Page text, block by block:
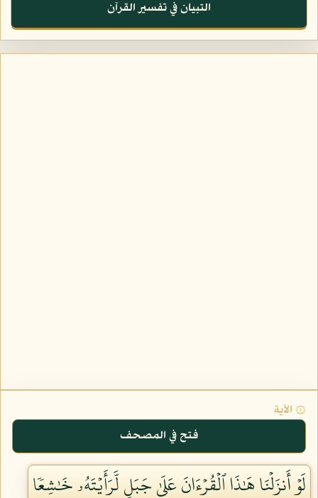
التبيان في تفسير القرآن
۞ الآية
فتح في المصحف
لَوۡ أَنزَلۡنَا هَٰذَا ٱلۡقُرۡءَانَ عَلَىٰ جَبَلٖ لَّرَأَيۡتَهُۥ خَٰشِعٗا